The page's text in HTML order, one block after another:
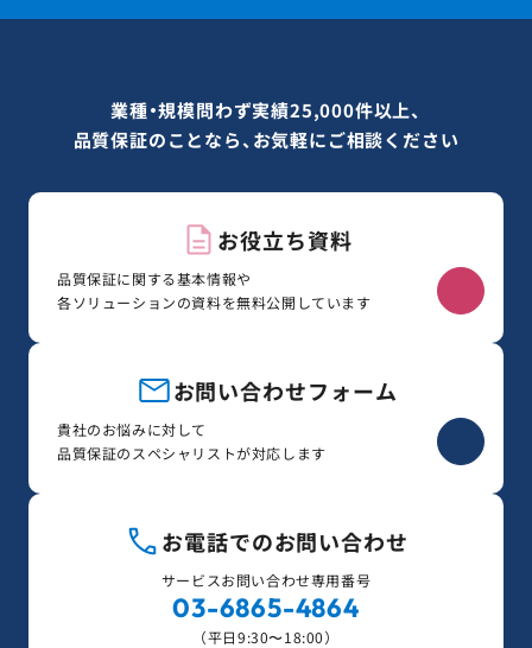
業種・規模問わず実績25,000件以上、
品質保証のことなら、お気軽にご相談ください
お役立ち資料
品質保証に関する基本情報や
各ソリューションの資料を無料公開しています
お問い合わせフォーム
貴社のお悩みに対して
品質保証のスペシャリストが対応します
お電話でのお問い合わせ
サービスお問い合わせ専用番号
03-6865-4864
（平日9:30〜18:00）